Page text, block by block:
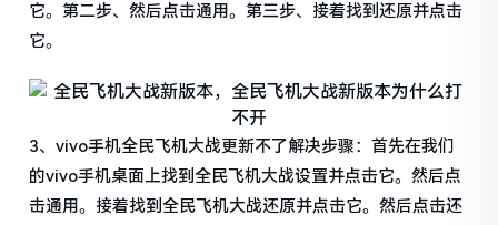
它。第二步、然后点击通用。第三步、接着找到还原并点击
它。
3、vivo手机全民飞机大战更新不了解决步骤：首先在我们
的vivo手机桌面上找到全民飞机大战设置并点击它。然后点
击通用。接着找到全民飞机大战还原并点击它。然后点击还